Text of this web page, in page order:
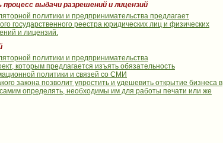
выдачи разрешений и лицензий
политики и предпринимательства предлагает
государственного реестра юридических лиц и физических
и лицензий.
политики и предпринимательства
которым предлагается изъять обязательность
политики и связей со СМИ
закона позволит упростить и удешевить открытие бизнеса в
определять, необходимы им для работы печати или же